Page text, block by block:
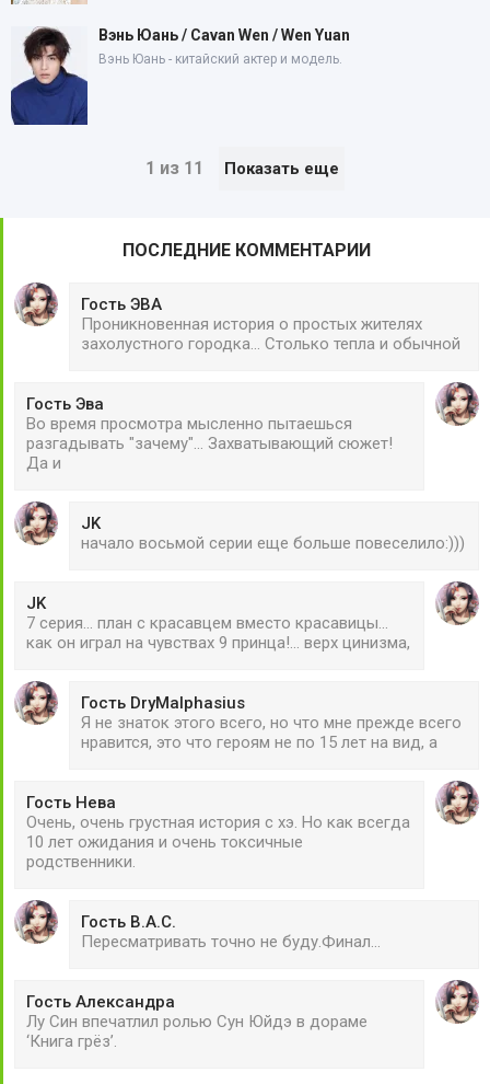
Вэнь Юань / Cavan Wen / Wen Yuan
Вэнь Юань - китайский актер и модель.
1 из 11 Показать еще
ПОСЛЕДНИЕ КОММЕНТАРИИ
Гость ЭВА
Проникновенная история о простых жителях
захолустного городка... Столько тепла и обычной
Гость Эва
Во время просмотра мысленно пытаешься
разгадывать "зачему"... Захватывающий сюжет!
Да и
JK
начало восьмой серии еще больше повеселило:)))
JK
7 серия... план с красавцем вместо красавицы...
как он играл на чувствах 9 принца!... верх цинизма,
Гость DryMalphasius
Я не знаток этого всего, но что мне прежде всего
нравится, это что героям не по 15 лет на вид, а
Гость Нева
Очень, очень грустная история с хэ. Но как всегда
10 лет ожидания и очень токсичные
родственники.
Гость В.А.С.
Пересматривать точно не буду.Финал...
Гость Александра
Лу Син впечатлил ролью Сун Юйдэ в дораме
‘Книга грёз’.